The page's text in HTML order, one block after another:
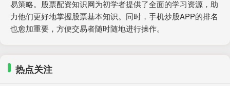
易策略。股票配资知识网为初学者提供了全面的学习资源，助
力他们更好地掌握股票基本知识。同时，手机炒股APP的排名
也愈加重要，方便交易者随时随地进行操作。
热点关注